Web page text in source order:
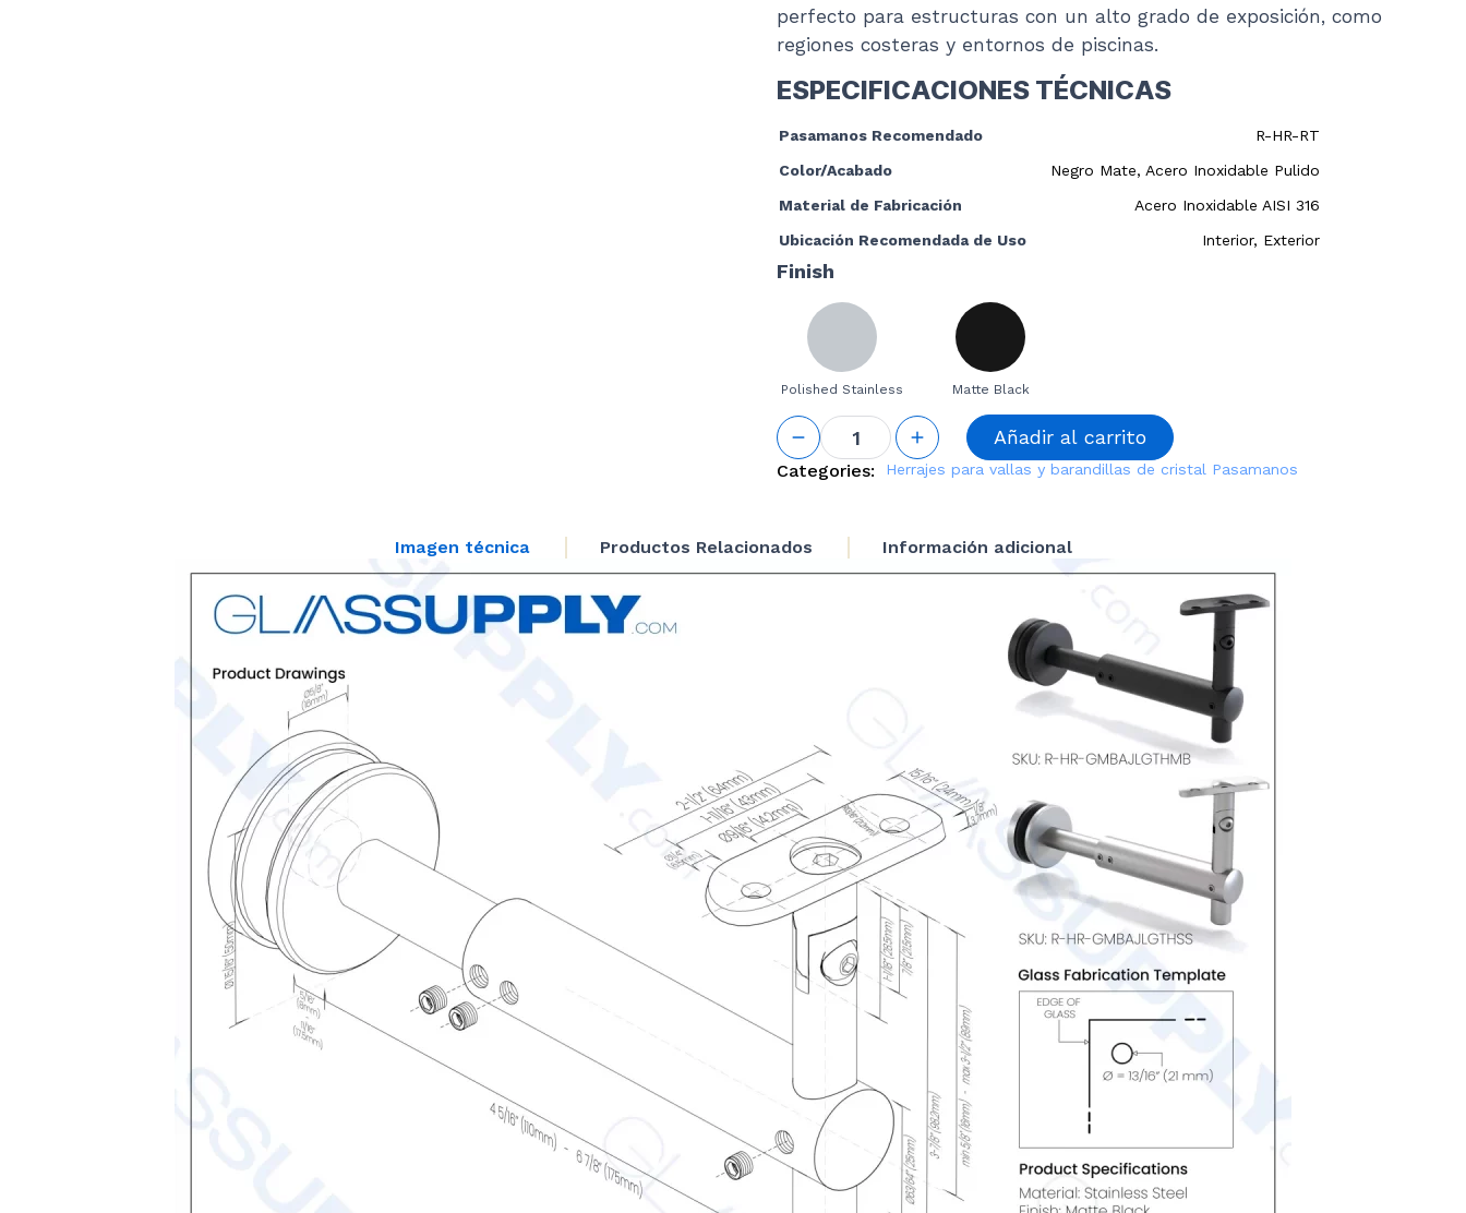
perfecto para estructuras con un alto grado de exposición, como
regiones costeras y entornos de piscinas.
ESPECIFICACIONES TÉCNICAS
Pasamanos Recomendado
R-HR-RT
Color/Acabado
Negro Mate, Acero Inoxidable Pulido
Material de Fabricación
Acero Inoxidable AISI 316
Ubicación Recomendada de Uso
Interior, Exterior
Finish
Polished Stainless Matte Black
Glass
Mounted
Adjustable
length
Swivel
Añadir al carrito
Categories: Herrajes para vallas y barandillas de cristal Pasamanos
Imagen técnica Productos Relacionados Información adicional